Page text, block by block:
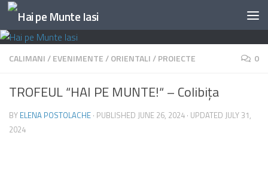
Skip to content
CALIMANI/EVENIMENTE/ORIENTALI/PROIECTE 0
TROFEUL “HAI PE MUNTE!“ – Colibiţa
BY ELENA POSTOLACHE · PUBLISHED JUNE 26, 2024 · UPDATED JULY 31,
2024